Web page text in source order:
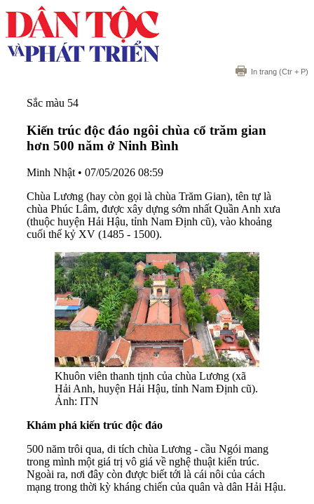
In trang (Ctr + P)
Sắc màu 54
Kiến trúc độc đáo ngôi chùa cổ trăm gian
hơn 500 năm ở Ninh Bình
Minh Nhật • 07/05/2026 08:59
Chùa Lương (hay còn gọi là chùa Trăm Gian), tên tự là
chùa Phúc Lâm, được xây dựng sớm nhất Quần Anh xưa
(thuộc huyện Hải Hậu, tỉnh Nam Định cũ), vào khoảng
cuối thế kỷ XV (1485 - 1500).
Khuôn viên thanh tịnh của chùa Lương (xã
Hải Anh, huyện Hải Hậu, tỉnh Nam Định cũ).
Ảnh: ITN
Khám phá kiến trúc độc đáo
500 năm trôi qua, di tích chùa Lương - cầu Ngói mang
trong mình một giá trị vô giá về nghệ thuật kiến trúc.
Ngoài ra, nơi đây còn được biết tới là cái nôi của cách
mạng trong thời kỳ kháng chiến của quân và dân Hải Hậu.